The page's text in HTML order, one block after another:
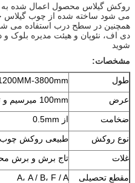
روکش گیلاس محصول اعمال شده به
می شود ساخته شده از چوب گیلاس
همچنین در سطح درب استفاده می
دی اف، نئوپان و هیئت مدیره بلوک
شوید
مشخصات:
طول
3800mm
عرض
100mm میرسیم و تا
ضخامت
از 0.5mm
نوع روکش
طبیعی روکش چوب
غلات
تاج برش و برش
مقطع تحصیلی
A، A / B، F / A